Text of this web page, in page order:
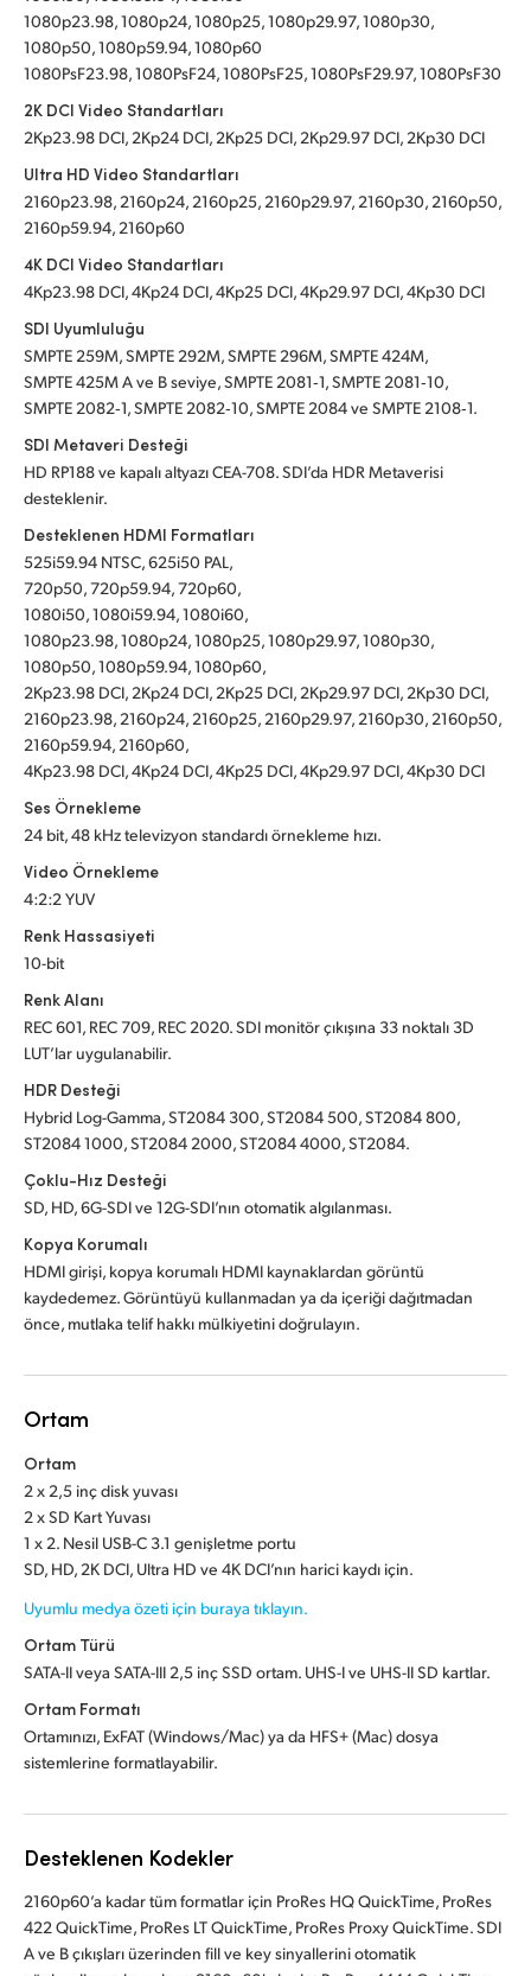
1080p23.98, 1080p24, 1080p25, 1080p29.97, 1080p30,
1080p50, 1080p59.94, 1080p60
1080PsF23.98, 1080PsF24, 1080PsF25, 1080PsF29.97, 1080PsF30
2K DCI Video Standartları
2Kp23.98 DCI, 2Kp24 DCI, 2Kp25 DCI, 2Kp29.97 DCI, 2Kp30 DCI
Ultra HD Video Standartları
2160p23.98, 2160p24, 2160p25, 2160p29.97, 2160p30, 2160p50,
2160p59.94, 2160p60
4K DCI Video Standartları
4Kp23.98 DCI, 4Kp24 DCI, 4Kp25 DCI, 4Kp29.97 DCI, 4Kp30 DCI
SDI Uyumluluğu
SMPTE 259M, SMPTE 292M, SMPTE 296M, SMPTE 424M,
SMPTE 425M A ve B seviye, SMPTE 2081‑1, SMPTE 2081‑10,
SMPTE 2082‑1, SMPTE 2082‑10, SMPTE 2084 ve SMPTE 2108‑1.
SDI Metaveri Desteği
HD RP188 ve kapalı altyazı CEA-708. SDI’da HDR Metaverisi
desteklenir.
Desteklenen HDMI Formatları
525i59.94 NTSC, 625i50 PAL,
720p50, 720p59.94, 720p60,
1080i50, 1080i59.94, 1080i60,
1080p23.98, 1080p24, 1080p25, 1080p29.97, 1080p30,
1080p50, 1080p59.94, 1080p60,
2Kp23.98 DCI, 2Kp24 DCI, 2Kp25 DCI, 2Kp29.97 DCI, 2Kp30 DCI,
2160p23.98, 2160p24, 2160p25, 2160p29.97, 2160p30, 2160p50,
2160p59.94, 2160p60,
4Kp23.98 DCI, 4Kp24 DCI, 4Kp25 DCI, 4Kp29.97 DCI, 4Kp30 DCI
Ses Örnekleme
24 bit, 48 kHz televizyon standardı örnekleme hızı.
Video Örnekleme
4:2:2 YUV
Renk Hassasiyeti
10-bit
Renk Alanı
REC 601, REC 709, REC 2020. SDI monitör çıkışına 33 noktalı 3D
LUT’lar uygulanabilir.
HDR Desteği
Hybrid Log-Gamma, ST2084 300, ST2084 500, ST2084 800,
ST2084 1000, ST2084 2000, ST2084 4000, ST2084.
Çoklu-Hız Desteği
SD, HD, 6G-SDI ve 12G-SDI’nın otomatik algılanması.
Kopya Korumalı
HDMI girişi, kopya korumalı HDMI kaynaklardan görüntü
kaydedemez. Görüntüyü kullanmadan ya da içeriği dağıtmadan
önce, mutlaka telif hakkı mülkiyetini doğrulayın.
Ortam
Ortam
2 x 2,5 inç disk yuvası
2 x SD Kart Yuvası
1 x 2. Nesil USB-C 3.1 genişletme portu
SD, HD, 2K DCI, Ultra HD ve 4K DCI’nın harici kaydı için.
Uyumlu medya özeti için buraya tıklayın.
Ortam Türü
SATA-II veya SATA-III 2,5 inç SSD ortam. UHS-I ve UHS-II SD kartlar.
Ortam Formatı
Ortamınızı, ExFAT (Windows/Mac) ya da HFS+ (Mac) dosya
sistemlerine formatlayabilir.
Desteklenen Kodekler
2160p60’a kadar tüm formatlar için ProRes HQ QuickTime, ProRes
422 QuickTime, ProRes LT QuickTime, ProRes Proxy QuickTime. SDI
A ve B çıkışları üzerinden fill ve key sinyallerini otomatik